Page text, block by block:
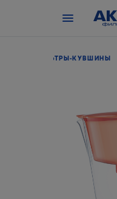
ФИЛЬТРЫ-КУВШИНЫ